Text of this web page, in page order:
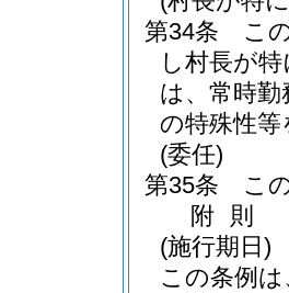
第34条
こ
し村長が
は、常時
の特殊性
(委任)
第35条
こ
附 則
(施行期日)
この条例